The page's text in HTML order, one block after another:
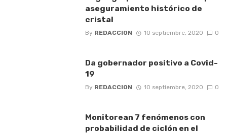
aseguramiento histórico de
cristal
By REDACCION 10 septiembre, 2020 0
Da gobernador positivo a Covid-
19
By REDACCION 10 septiembre, 2020 0
Monitorean 7 fenómenos con
probabilidad de ciclón en el